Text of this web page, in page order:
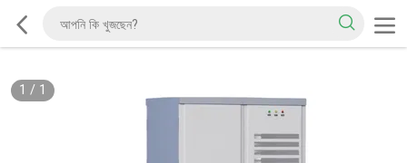
1 / 1